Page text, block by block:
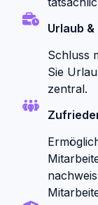
Urlaub
Schluss
Sie
zentral.